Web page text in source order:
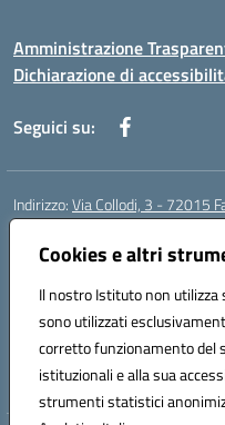
Cookies e altri
Il nostro Istituto non
sono utilizzati
corretto funzionamento del
istituzionali e alla sua
strumenti statistici
Amministrazione
Dichiarazione di
Seguici su:
Indirizzo:Via Collodi, 3 - 72015
Centralino:
Posta elettronica certificata
Codice fiscale: 90059320748
Codice meccanografico:
Codice Indice delle Pubbliche
Codice unico di fatturazione